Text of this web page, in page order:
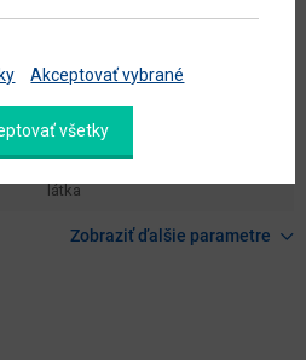
utierať namokro
hnedá
látka
Zobraziť ďalšie parametre
Akceptovať vybrané
všetky